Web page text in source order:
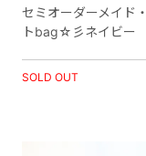
セミオーダーメイド
トbag☆彡ネイビー
SOLD OUT